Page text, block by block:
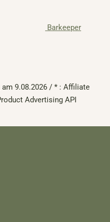
Barkeeper
9.08.2026 / * : Affiliate
Advertising API